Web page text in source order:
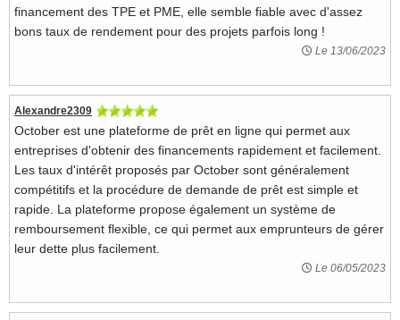
financement des TPE et PME, elle semble fiable avec d'assez
bons taux de rendement pour des projets parfois long !
Le 13/06/2023
Alexandre2309
October est une plateforme de prêt en ligne qui permet aux
entreprises d'obtenir des financements rapidement et facilement.
Les taux d'intérêt proposés par October sont généralement
compétitifs et la procédure de demande de prêt est simple et
rapide. La plateforme propose également un système de
remboursement flexible, ce qui permet aux emprunteurs de gérer
leur dette plus facilement.
Le 06/05/2023